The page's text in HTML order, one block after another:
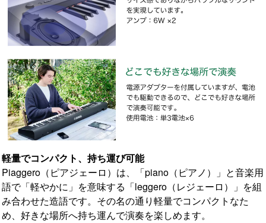
軽量でコンパクト、持ち運び可能
Piaggero（ピアジェーロ）は、「piano（ピアノ）」と音楽用
語で「軽やかに」を意味する「leggero（レジェーロ）」を組
み合わせた造語です。その名の通り軽量でコンパクトなた
め、好きな場所へ持ち運んで演奏を楽しめます。